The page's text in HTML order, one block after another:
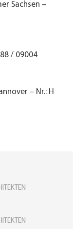
Sachsen –
/ 09004
– Nr.: H